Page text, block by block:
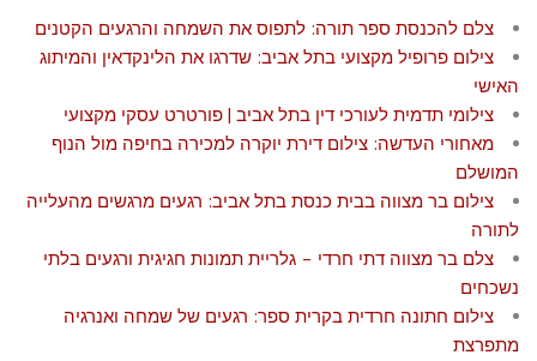
צלם להכנסת ספר תורה: לתפוס את השמחה והרגעים הקטנים
צילום פרופיל מקצועי בתל אביב: שדרגו את הלינקדאין והמיתוג
האישי
צילומי תדמית לעורכי דין בתל אביב | פורטרט עסקי מקצועי
מאחורי העדשה: צילום דירת יוקרה למכירה בחיפה מול הנוף
המושלם
צילום בר מצווה בבית כנסת בתל אביב: רגעים מרגשים מהעלייה
לתורה
צלם בר מצווה דתי חרדי – גלריית תמונות חגיגית ורגעים בלתי
נשכחים
צילום חתונה חרדית בקרית ספר: רגעים של שמחה ואנרגיה
מתפרצת